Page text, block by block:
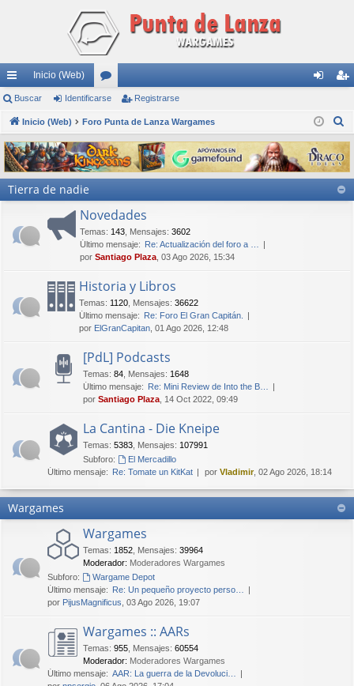
nl
ac
es
rá
pi
Inicio (Web)
or
os nti
fic
ar
ist
ra
rs
e
Buscar Identificarse Registrarse
Inicio (Web) Foro Punta de Lanza Wargames
s
c
Tierra de nadie
Novedades
Temas: 143 Mensajes: 3602
Último mensaje: Re: Actualización del foro a …
por Santiago Plaza , 03 Ago 2026, 15:34
Historia y Libros
Temas: 1120 Mensajes: 36622
Último mensaje: Re: Foro El Gran Capitán.
por ElGranCapitan , 01 Ago 2026, 12:48
[PdL] Podcasts
Temas: 84 Mensajes: 1648
Último mensaje: Re: Mini Review de Into the B…
por Santiago Plaza , 14 Oct 2022, 09:49
La Cantina - Die Kneipe
Temas: 5383 Mensajes: 107991
Subforo:
El Mercadillo
Último mensaje: Re: Tomate un KitKat por Vladimir, 02 Ago 2026, 18:14
Wargames
Wargames
Temas: 1852 Mensajes: 39964
Moderador: Moderadores Wargames
Subforo:
Wargame Depot
Último mensaje: Re: Un pequeño proyecto perso…
por PijusMagnificus , 03 Ago 2026, 19:07
Wargames :: AARs
Temas: 955 Mensajes: 60554
Moderador: Moderadores Wargames
Último mensaje: AAR: La guerra de la Devoluci…